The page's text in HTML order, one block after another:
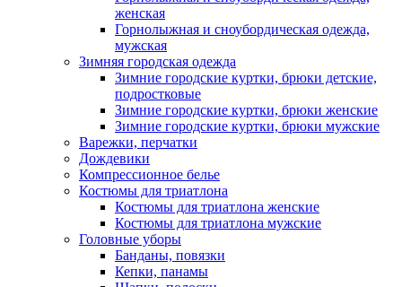
женская
Горнолыжная и сноубордическая одежда,
мужская
Зимняя городская одежда
Зимние городские куртки, брюки детские,
подростковые
Зимние городские куртки, брюки женские
Зимние городские куртки, брюки мужские
Варежки, перчатки
Дождевики
Компрессионное белье
Костюмы для триатлона
Костюмы для триатлона женские
Костюмы для триатлона мужские
Головные уборы
Банданы, повязки
Кепки, панамы